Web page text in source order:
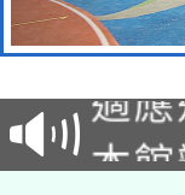
本
招
招)
本